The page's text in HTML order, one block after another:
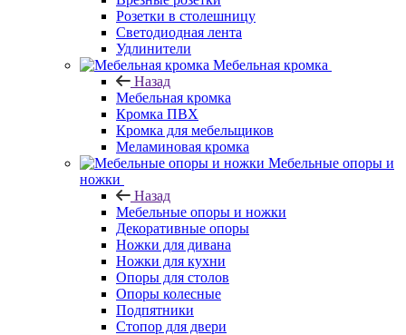
Розетки в столешницу
Светодиодная лента
Удлинители
Мебельная кромка
Назад
Мебельная кромка
Кромка ПВХ
Кромка для мебельщиков
Меламиновая кромка
Мебельные опоры и
ножки
Назад
Мебельные опоры и ножки
Декоративные опоры
Ножки для дивана
Ножки для кухни
Опоры для столов
Опоры колесные
Подпятники
Стопор для двери